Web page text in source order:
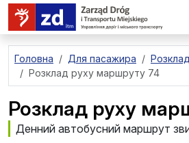
перейти до основного вмісту
Головна Для пасажира
Розклад руху маршруту 74
Розклад руху
Денний автобусний маршрут